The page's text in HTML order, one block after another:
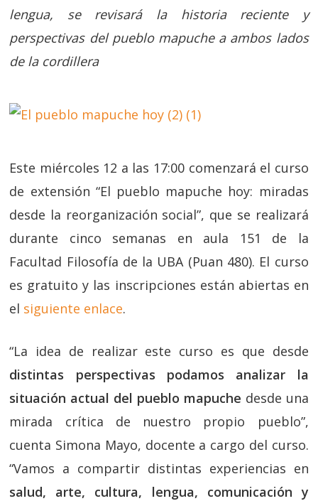
lengua, se revisará la historia reciente y
perspectivas del pueblo mapuche a ambos lados
de la cordillera
Este miércoles 12 a las 17:00 comenzará el curso
de extensión “El pueblo mapuche hoy: miradas
desde la reorganización social”, que se realizará
durante cinco semanas en aula 151 de la
Facultad Filosofía de la UBA (Puan 480). El curso
es gratuito y las inscripciones están abiertas en
el siguiente enlace.
“La idea de realizar este curso es que desde
distintas perspectivas
podamos analizar la
situación actual del pueblo mapuche desde una
mirada crítica de nuestro propio pueblo”,
cuenta Simona Mayo, docente a cargo del curso.
“Vamos a compartir distintas experiencias en
salud, arte, cultura, lengua, comunicación y